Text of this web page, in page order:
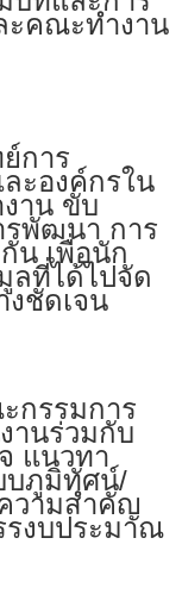
ะคณะทํางาน
การ
ะองค์กรใน
าน ขับ
รพัฒนา การ
น เพื่อนัก
ลที่ได้ไปจัด
ชัดเจน
กรรมการ
านร่วมกับ
แนวทา
บภูมิทัศน์/
วามสําคัญ
งบประมาณ